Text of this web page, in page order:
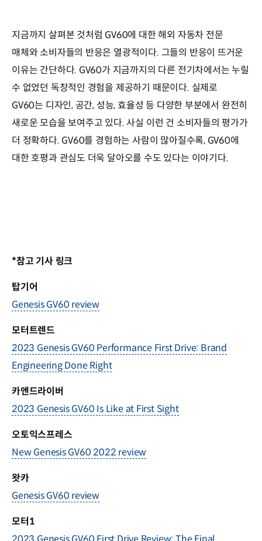
지금까지 살펴본 것처럼 GV60에 대한 해외 자동차 전문
매체와 소비자들의 반응은 열광적이다. 그들의 반응이 뜨거운
이유는 간단하다. GV60가 지금까지의 다른 전기차에서는 누릴
수 없었던 독창적인 경험을 제공하기 때문이다. 실제로
GV60는 디자인, 공간, 성능, 효율성 등 다양한 부분에서 완전히
새로운 모습을 보여주고 있다. 사실 이런 건 소비자들의 평가가
더 정확하다. GV60를 경험하는 사람이 많아질수록, GV60에
대한 호평과 관심도 더욱 달아오를 수도 있다는 이야기다.
*참고 기사 링크
탑기어
Genesis GV60 review
모터트렌드
2023 Genesis GV60 Performance First Drive: Brand
Engineering Done Right
카앤드라이버
2023 Genesis GV60 Is Like at First Sight
오토익스프레스
New Genesis GV60 2022 review
왓카
Genesis GV60 review
모터1